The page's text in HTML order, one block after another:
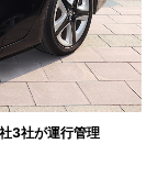
3社が運行管理